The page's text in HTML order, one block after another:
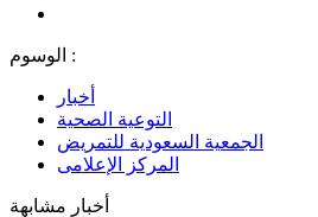
الوسوم :
أخبار
التوعية الصحية
الجمعية السعودية للتمريض
المركز الإعلامى
أخبار مشابهة